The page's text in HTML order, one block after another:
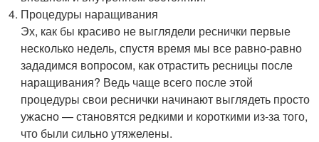
Процедуры наращивания
Эх, как бы красиво не выглядели реснички первые
несколько недель, спустя время мы все равно-равно
зададимся вопросом, как отрастить ресницы после
наращивания? Ведь чаще всего после этой
процедуры свои реснички начинают выглядеть просто
ужасно — становятся редкими и короткими из-за того,
что были сильно утяжелены.